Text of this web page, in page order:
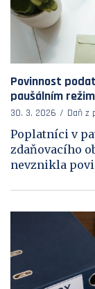
Povinnost
paušálním
30. 3. 2026 Daň z
Poplatníci v
zdaňovacího
nevznikla